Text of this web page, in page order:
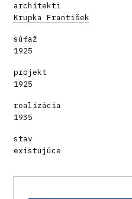
architekti
Krupka František
súťaž
1925
projekt
1925
realizácia
1935
stav
existujúce